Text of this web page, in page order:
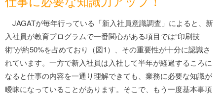
JAGATが毎年行っている「新入社員意識調査」によると、新
入社員が教育プログラムで一番関心がある項目では“印刷技
術”が約50%を占めており（図1）、その重要性が十分に認識さ
れています。一方で新入社員は入社して半年が経過するころに
なると仕事の内容を一通り理解できても、業務に必要な知識が
曖昧になっていることがあります。そこで、もう一度基本事項